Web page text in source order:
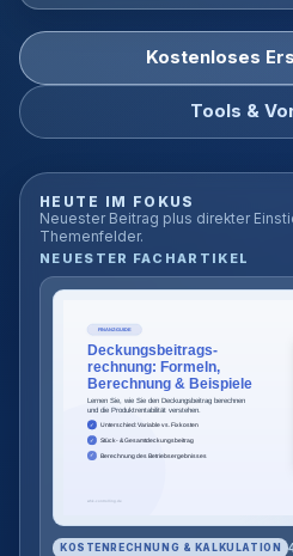
durchsuchen
Kostenloses
Tools &
HEUTE IM FOKUS
Neuester Beitrag plus direkter
Themenfelder.
NEUESTER FACHARTIKEL
KOSTENRECHNUNG & KALKULATION